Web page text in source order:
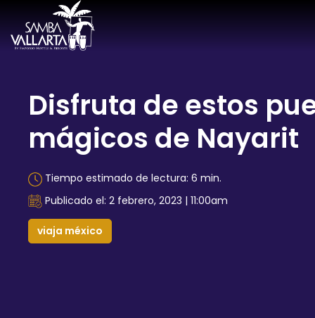
Disfruta de estos
mágicos de Nayarit
Tiempo estimado de lectura: 6 min.
Publicado el: 2 febrero, 2023 | 11:00am
viaja méxico